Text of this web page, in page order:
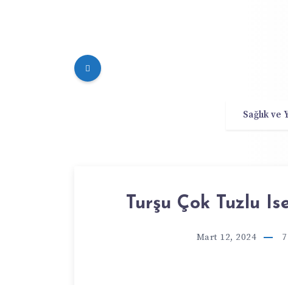
Sağlık ve
Turşu Çok Tuzlu
Mart 12, 2024 7